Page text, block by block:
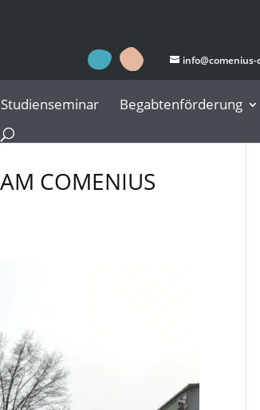
info@comenius-
Studienseminar Begabtenförderung
COMENIUS